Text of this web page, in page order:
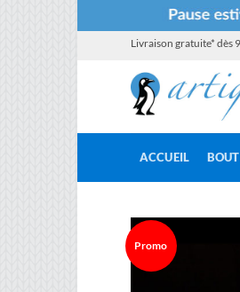
Livraison gratuite* dès
ACCUEIL
Promo